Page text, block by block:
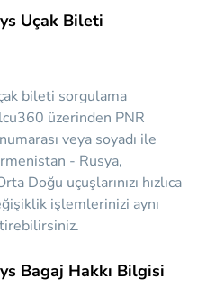
Uçak Bileti
bileti sorgulama
üzerinden PNR
veya soyadı ile
- Rusya,
Doğu uçuşlarınızı hızlıca
işlemlerinizi aynı
Bagaj Hakkı Bilgisi